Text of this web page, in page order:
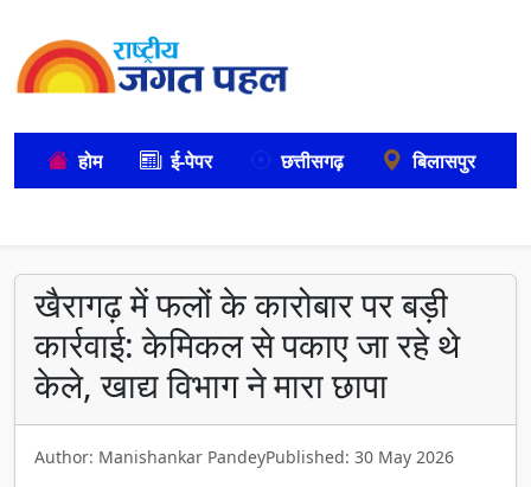
होम ई-पेपर छत्तीसगढ़ बिलासपुर
खैरागढ़ में फलों के कारोबार पर बड़ी
कार्रवाई: केमिकल से पकाए जा रहे थे
केले, खाद्य विभाग ने मारा छापा
Author: Manishankar PandeyPublished: 30 May 2026